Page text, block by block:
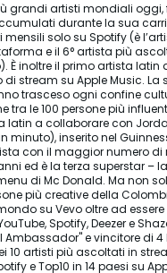
grandi artisti mondiali oggi,
durante la sua
solo su Spotify (è
e il 6° artista più
È inoltre il primo artista latin
stream su Apple Music. La
trasceso ogni confine
tra le 100 persone più
latin a collaborare con
minuto), inserito nel
con il maggior numero
ed è la terza superstar –
di Mc Donald. Ma non
più creative della
su Vevo oltre ad
Spotify, Deezer e
Ambassador" e vincitore di 4
10 artisti più ascoltati in
e Top10 in 14 paesi su